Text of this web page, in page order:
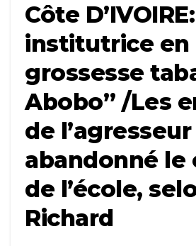
Côte
institutrice en
grossesse
Abobo’’ /Les
de
abandonné le
de l’école,
Richard